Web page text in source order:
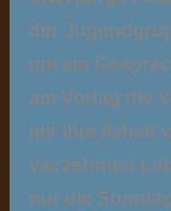
der
um ein
am Vortag die
mir ihre Arbeit
vierzehnten
nur die